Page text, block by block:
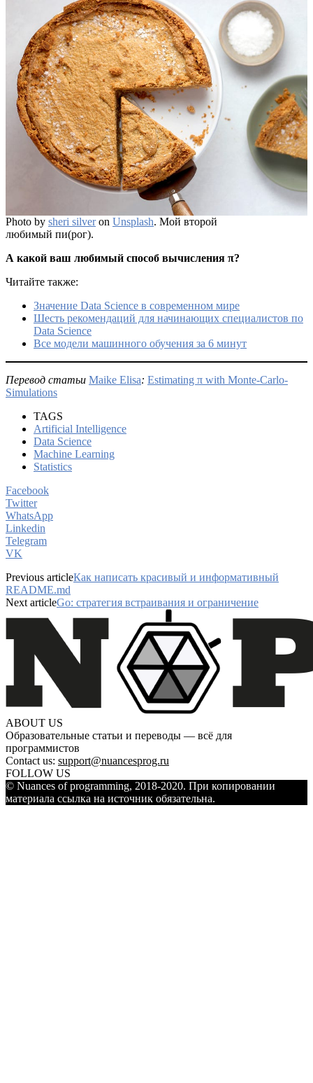
Photo by sheri silveron Unsplash. Мой второй
любимый пи(рог).
А какой ваш любимый способ вычисления π?
Читайте также:
Значение Data Science в современном мире
Шесть рекомендаций для начинающих специалистов по
Data Science
Все модели машинного обучения за 6 минут
Перевод статьи Maike Elisa: Estimating π with Monte-Carlo-
Simulations
TAGS
Artificial Intelligence
Data Science
Machine Learning
Statistics
Facebook
Twitter
WhatsApp
Linkedin
Telegram
VK
Previous articleКак написать красивый и информативный
README.md
Next articleGo: стратегия встраивания и ограничение
ABOUT US
Образовательные статьи и переводы — всё для
программистов
Contact us: support@nuancesprog.ru
FOLLOW US
© Nuances of programming, 2018-2020. При копировании
материала ссылка на источник обязательна.